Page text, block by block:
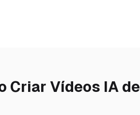
Criar Vídeos IA